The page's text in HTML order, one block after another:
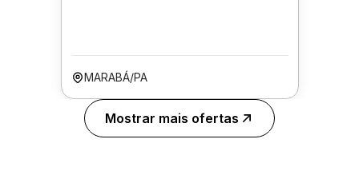
MARABÁ/PA
Mostrar mais ofertas